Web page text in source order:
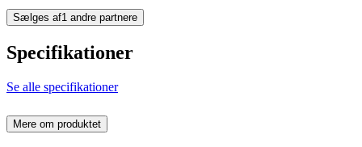
Sælges af1 andre partnere
Specifikationer
Se alle specifikationer
Mere om produktet